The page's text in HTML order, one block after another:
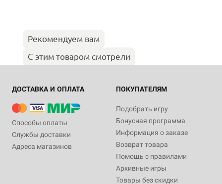
Рекомендуем вам
С этим товаром смотрели
ДОСТАВКА И ОПЛАТА
Способы оплаты
Службы доставки
Адреса магазинов
ПОКУПАТЕЛЯМ
Подобрать игру
Бонусная программа
Информация о заказе
Возврат товара
Помощь с правилами
Архивные игры
Товары без скидки